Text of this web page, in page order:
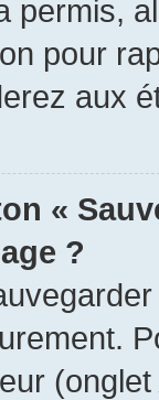
permis,
pour
aux
«
?
(onglet